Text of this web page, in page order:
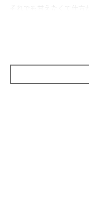
あまりにもかわいすぎ